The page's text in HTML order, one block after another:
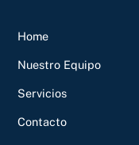
Home
Nuestro Equipo
Servicios
Contacto